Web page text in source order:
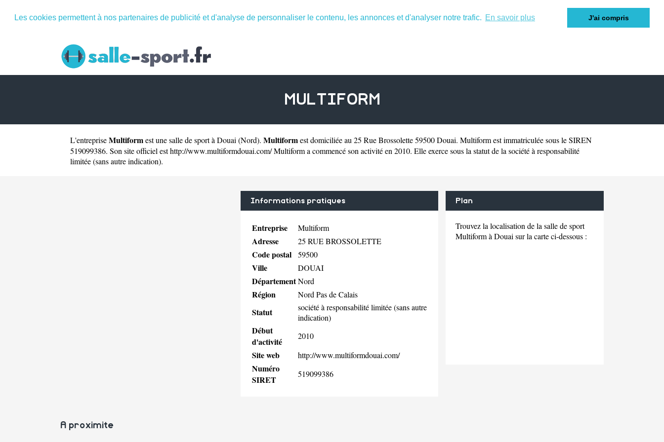
Les cookies permettent à nos partenaires de publicité et d'analyse de personnaliser le contenu, les annonces et d'analyser notre trafic. En savoir plus J'ai compris
MULTIFORM
L'entrepriseMultiformest unesalle de sport à Douai (Nord). Multiformest domiciliée au 25 Rue Brossolette 59500 Douai. Multiform est immatriculée sous le SIREN
519099386. Son site officiel esthttp://www.multiformdouai.com/Multiform a commencé son activité en 2010. Elle exerce sous la statut de la société à responsabilité
limitée (sans autre indication).
Informations pratiques
Entreprise Multiform
Adresse 25 RUE BROSSOLETTE
Code postal 59500
Ville DOUAI
DépartementNord
Région Nord Pas de Calais
Statut
société à responsabilité limitée (sans autre
indication)
Début
d'activité
2010
Site web http://www.multiformdouai.com/
Numéro
SIRET
519099386
Plan
Trouvez la localisation de la salle de sport
Multiform à Douai sur la carte ci-dessous :
A proximite